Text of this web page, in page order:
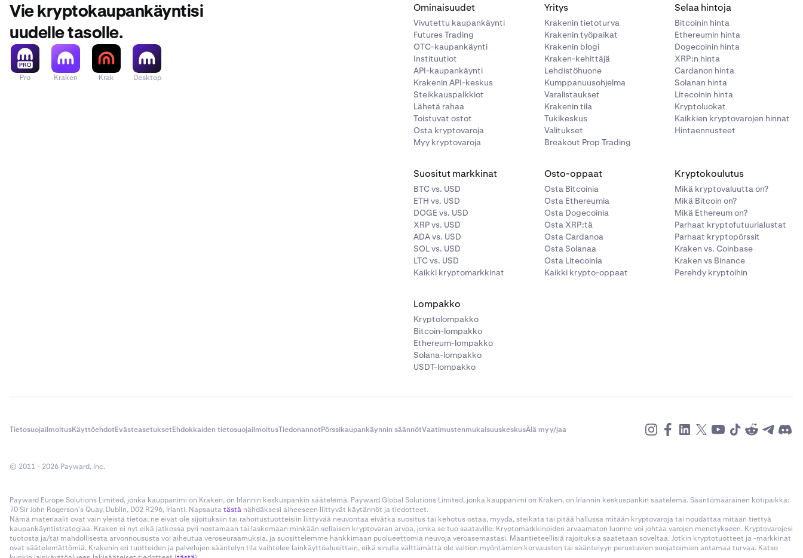
Vie kryptokaupankäyntisi
uudelle tasolle.
Pro Kraken Krak Desktop
Ominaisuudet
Vivutettu kaupankäynti
Futures Trading
OTC-kaupankäynti
Instituutiot
API-kaupankäynti
Krakenin API-keskus
Steikkauspalkkiot
Lähetä rahaa
Toistuvat ostot
Osta kryptovaroja
Myy kryptovaroja
Yritys
Krakenin tietoturva
Krakenin työpaikat
Krakenin blogi
Kraken-kehittäjä
Lehdistöhuone
Kumppanuusohjelma
Varalistaukset
Krakenin tila
Tukikeskus
Valitukset
Breakout Prop Trading
Selaa hintoja
Bitcoinin hinta
Ethereumin hinta
Dogecoinin hinta
XRP:n hinta
Cardanon hinta
Solanan hinta
Litecoinin hinta
Kryptoluokat
Kaikkien kryptovarojen hinnat
Hintaennusteet
Suositut markkinat
BTC vs. USD
ETH vs. USD
DOGE vs. USD
XRP vs. USD
ADA vs. USD
SOL vs. USD
LTC vs. USD
Kaikki kryptomarkkinat
Osto-oppaat
Osta Bitcoinia
Osta Ethereumia
Osta Dogecoinia
Osta XRP:tä
Osta Cardanoa
Osta Solanaa
Osta Litecoinia
Kaikki krypto-oppaat
Kryptokoulutus
Mikä kryptovaluutta on?
Mikä Bitcoin on?
Mikä Ethereum on?
Parhaat kryptofutuurialustat
Parhaat kryptopörssit
Kraken vs. Coinbase
Kraken vs Binance
Perehdy kryptoihin
Lompakko
Kryptolompakko
Bitcoin-lompakko
Ethereum-lompakko
Solana-lompakko
USDT-lompakko
TietosuojailmoitusKäyttöehdotEvästeasetuksetEhdokkaiden tietosuojailmoitusTiedonannotPörssikaupankäynnin säännötVaatimustenmukaisuuskeskusÄlä myy/jaa
© 2011 - 2026 Payward, Inc.
Payward Europe Solutions Limited, jonka kauppanimi on Kraken, on Irlannin keskuspankin säätelemä. Payward Global Solutions Limited, jonka kauppanimi on Kraken, on Irlannin keskuspankin säätelemä. Sääntömääräinen kotipaikka:
70 Sir John Rogerson’s Quay, Dublin, D02 R296, Irlanti. Napsautatästä nähdäksesi aiheeseen liittyvät käytännöt ja tiedotteet.
Nämä materiaalit ovat vain yleistä tietoa; ne eivät ole sijoituksiin tai rahoitustuotteisiin liittyvää neuvontaa eivätkä suositus tai kehotus ostaa, myydä, steikata tai pitää hallussa mitään kryptovaroja tai noudattaa mitään tiettyä
kaupankäyntistrategiaa. Kraken ei nyt eikä jatkossa pyri nostamaan tai laskemaan minkään sellaisen kryptovaran arvoa, jonka se tuo saataville. Kryptomarkkinoiden arvaamaton luonne voi johtaa varojen menetykseen. Kryptovarojesi
tuotosta ja/tai mahdollisesta arvonnoususta voi aiheutua veroseuraamuksia, ja suosittelemme hankkimaan puolueettomia neuvoja veroasemastasi. Maantieteellisiä rajoituksia saatetaan soveltaa. Jotkin kryptotuotteet ja -markkinat
ovat säätelemättömiä. Krakenin eri tuotteiden ja palvelujen sääntelyn tila vaihtelee lainkäyttöalueittain, eikä sinulla välttämättä ole valtion myöntämien korvausten tai sääntelyyn perustuvien suojatoimien antamaa turvaa. Katso